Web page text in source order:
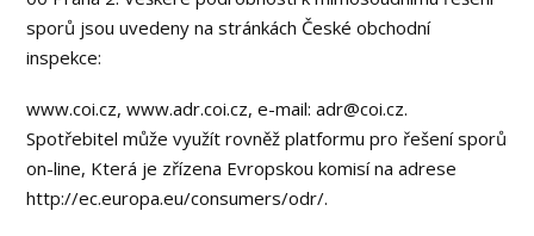
sporů jsou uvedeny na stránkách České obchodní
inspekce:
www.coi.cz, www.adr.coi.cz, e-mail: adr@coi.cz.
Spotřebitel může využít rovněž platformu pro řešení sporů
on-line, Která je zřízena Evropskou komisí na adrese
http://ec.europa.eu/consumers/odr/.